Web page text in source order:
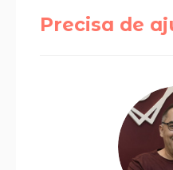
Precisa de